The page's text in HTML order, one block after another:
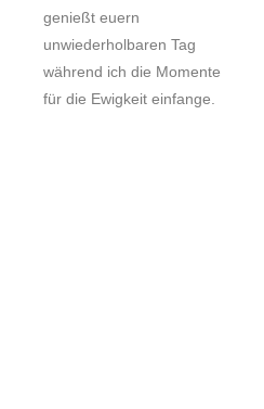
genießt euern
unwiederholbaren Tag
während ich die Momente
für die Ewigkeit einfange.